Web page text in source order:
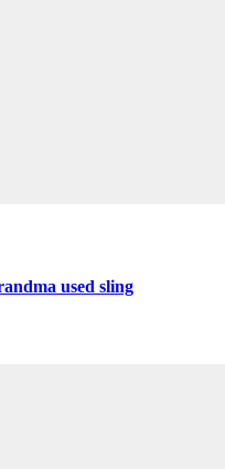
used sling